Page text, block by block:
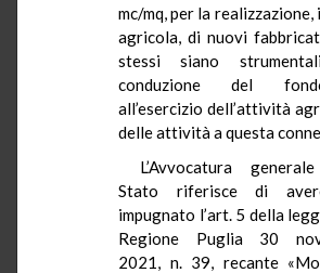
mc/mq, per la realizzazione,
agricola, di nuovi
stessi siano
conduzione del
all’esercizio dell’attività
delle attività a questa
L’Avvocatura
Stato riferisce di
impugnato l’art. 5 della
Regione Puglia 30
2021, n. 39, recante